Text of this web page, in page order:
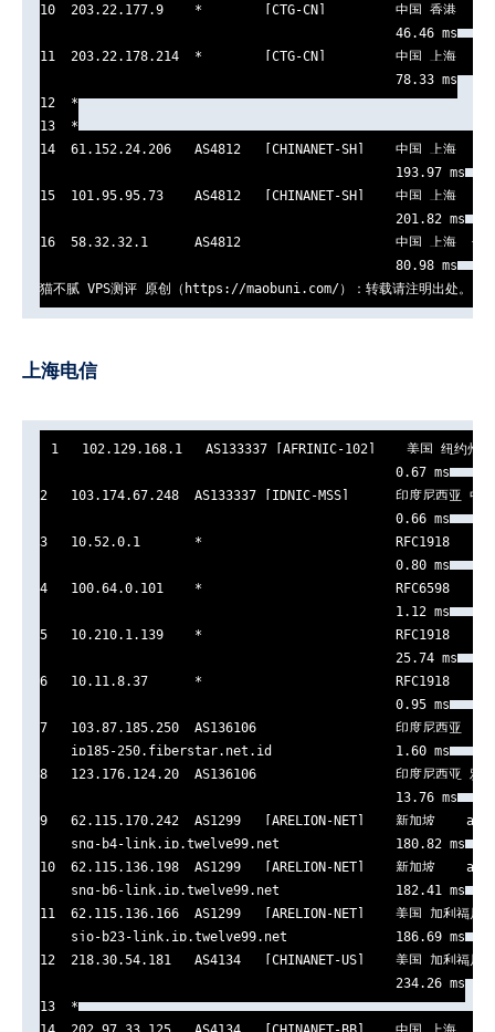
10  203.22.177.9    *        [CTG-CN]         中国 香港
                                              46.46 ms
11  203.22.178.214  *        [CTG-CN]         中国 上海
                                              78.33 ms
12  *
13  *
14  61.152.24.206   AS4812   [CHINANET-SH]    中国 上海
                                              193.97 ms
15  101.95.95.73    AS4812   [CHINANET-SH]    中国 上海
                                              201.82 ms
16  58.32.32.1      AS4812                    中国 上海  长宁
                                              80.98 ms
猫不腻 VPS测评 原创（https://maobuni.com/）：转载请注明出处。
上海电信
1   102.129.168.1   AS133337 [AFRINIC-102]    美国 纽约
                                              0.67 ms
2   103.174.67.248  AS133337 [IDNIC-MSS]      印度尼西亚 中
                                              0.66 ms
3   10.52.0.1       *
                                              0.80 ms
4   100.64.0.101    *
                                              1.12 ms
5   10.210.1.139    *
                                              25.74 ms
6   10.11.8.37      *
                                              0.95 ms
7   103.87.185.250  AS136106                  印度尼西亚
    ip185-250.fiberstar.net.id                1.60 ms
8   123.176.124.20  AS136106                  印度尼西亚
                                              13.76 ms
9   62.115.170.242  AS1299   [ARELION-NET]    新加坡
    sng-b4-link.ip.twelve99.net               180.82 ms
10  62.115.136.198  AS1299   [ARELION-NET]    新加坡
    sng-b6-link.ip.twelve99.net               182.41 ms
11  62.115.136.166  AS1299   [ARELION-NET]    美国 加利福
    sjo-b23-link.ip.twelve99.net              186.69 ms
12  218.30.54.181   AS4134   [CHINANET-US]    美国 加利福尼
                                              234.26 ms
13  *